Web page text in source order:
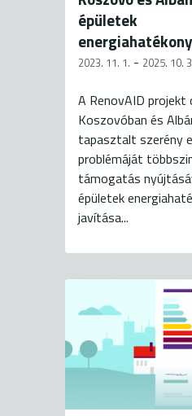
épületek
2023. 11. 1. - 2025. 10.
A RenovAID projekt
Koszovóban és
tapasztalt szerény
problémáját
támogatás
épületek
javítása...